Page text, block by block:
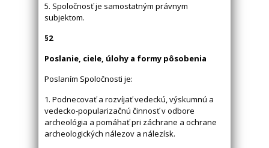
5. Spoločnosť je samostatným právnym
subjektom.
§2
Poslanie, ciele, úlohy a formy pôsobenia
Poslaním Spoločnosti je:
1. Podnecovať a rozvíjať vedeckú, výskumnú a
vedecko-popularizačnú činnosť v odbore
archeológia a pomáhať pri záchrane a ochrane
archeologických nálezov a nálezísk.